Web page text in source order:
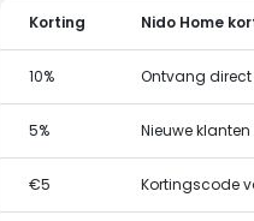
Korting Nido Home
10% Ontvang direct
5% Nieuwe
€5 Kortingscode